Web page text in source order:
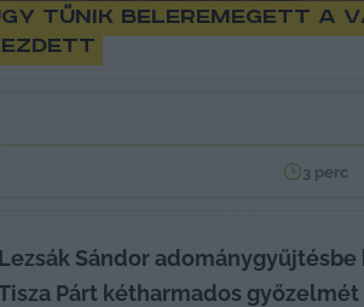
tűnik beleremegett a
3 perc
Lezsák Sándor
Párt kétharmados